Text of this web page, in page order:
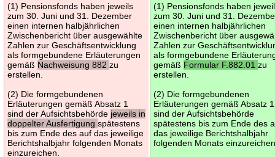
(1) Pensionsfonds haben jeweils
zum 30. Juni und 31. Dezember
einen internen halbjährlichen
Zwischenbericht über ausgewählte
Zahlen zur Geschäftsentwicklung
als formgebundene Erläuterungen
gemäß Nachweisung 882zu
erstellen.
(2) Die formgebundenen
Erläuterungen gemäß Absatz 1
sind der Aufsichtsbehörde jeweils in
doppelter Ausfertigungspätestens
bis zum Ende des auf das jeweilige
Berichtshalbjahr folgenden Monats
einzureichen.
(1) Pensionsfonds haben
zum 30. Juni und 31.
einen internen halbjährlichen
Zwischenbericht über
Zahlen zur
als formgebundene
gemäß Formular F.882.01zu
erstellen.
(2) Die formgebundenen
Erläuterungen gemäß Absatz 1
sind der Aufsichtsbehörde
spätestens bis zum Ende des
das jeweilige Berichtshalbjahr
folgenden Monats